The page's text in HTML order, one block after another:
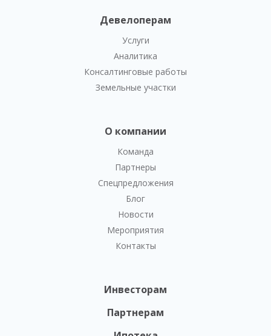
Девелоперам
Услуги
Аналитика
Консалтинговые работы
Земельные участки
О компании
Команда
Партнеры
Спецпредложения
Блог
Новости
Мероприятия
Контакты
Инвесторам
Партнерам